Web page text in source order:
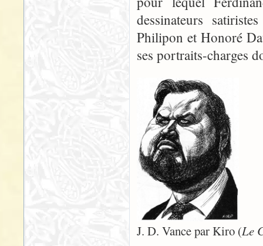
dessinateurs
Philipon et Honoré
ses portraits-charges
J. D. Vance par Kiro (Le